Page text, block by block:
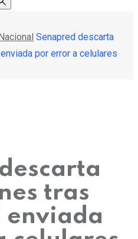
Senapred descarta
por error a celulares
tras
enviada